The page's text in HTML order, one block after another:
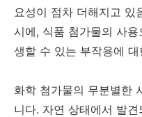
요성이 점차 더해지고 있
시에, 식품 첨가물의 사
생할 수 있는 부작용에
화학 첨가물의 무분별한
니다. 자연 상태에서 발